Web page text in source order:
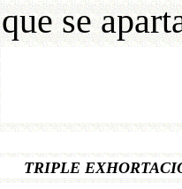
que se
TRIPLE